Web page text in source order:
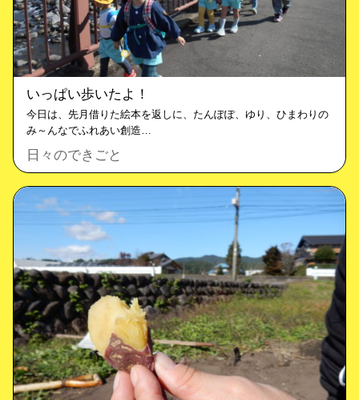
いっぱい歩いたよ！
今日は、先月借りた絵本を返しに、たんぽぽ、ゆり、ひまわりの
み～んなでふれあい創造…
日々のできごと